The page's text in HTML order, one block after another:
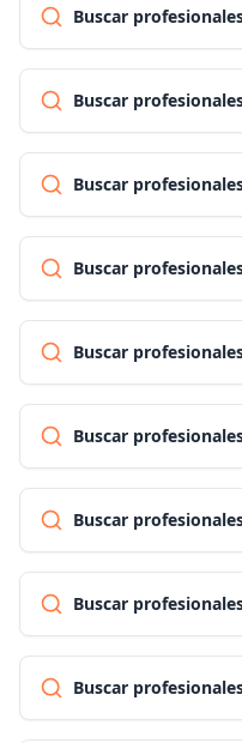
Buscar
Buscar
Buscar
Buscar
Buscar
Buscar
Buscar
Buscar
Buscar